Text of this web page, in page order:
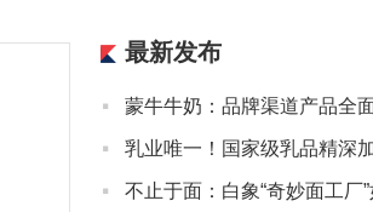
最新发布
·
·
·